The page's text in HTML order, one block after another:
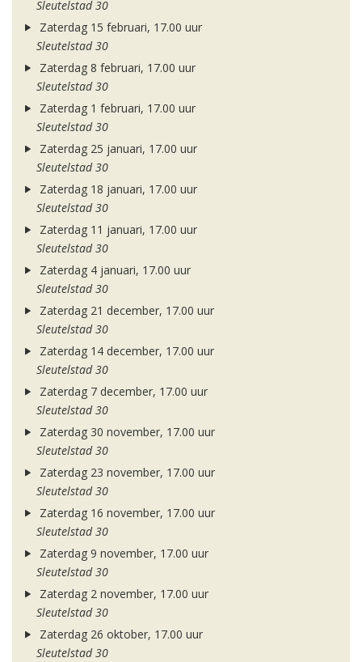
Sleutelstad 30
Zaterdag 15 februari, 17.00 uur
Sleutelstad 30
Zaterdag 8 februari, 17.00 uur
Sleutelstad 30
Zaterdag 1 februari, 17.00 uur
Sleutelstad 30
Zaterdag 25 januari, 17.00 uur
Sleutelstad 30
Zaterdag 18 januari, 17.00 uur
Sleutelstad 30
Zaterdag 11 januari, 17.00 uur
Sleutelstad 30
Zaterdag 4 januari, 17.00 uur
Sleutelstad 30
Zaterdag 21 december, 17.00 uur
Sleutelstad 30
Zaterdag 14 december, 17.00 uur
Sleutelstad 30
Zaterdag 7 december, 17.00 uur
Sleutelstad 30
Zaterdag 30 november, 17.00 uur
Sleutelstad 30
Zaterdag 23 november, 17.00 uur
Sleutelstad 30
Zaterdag 16 november, 17.00 uur
Sleutelstad 30
Zaterdag 9 november, 17.00 uur
Sleutelstad 30
Zaterdag 2 november, 17.00 uur
Sleutelstad 30
Zaterdag 26 oktober, 17.00 uur
Sleutelstad 30